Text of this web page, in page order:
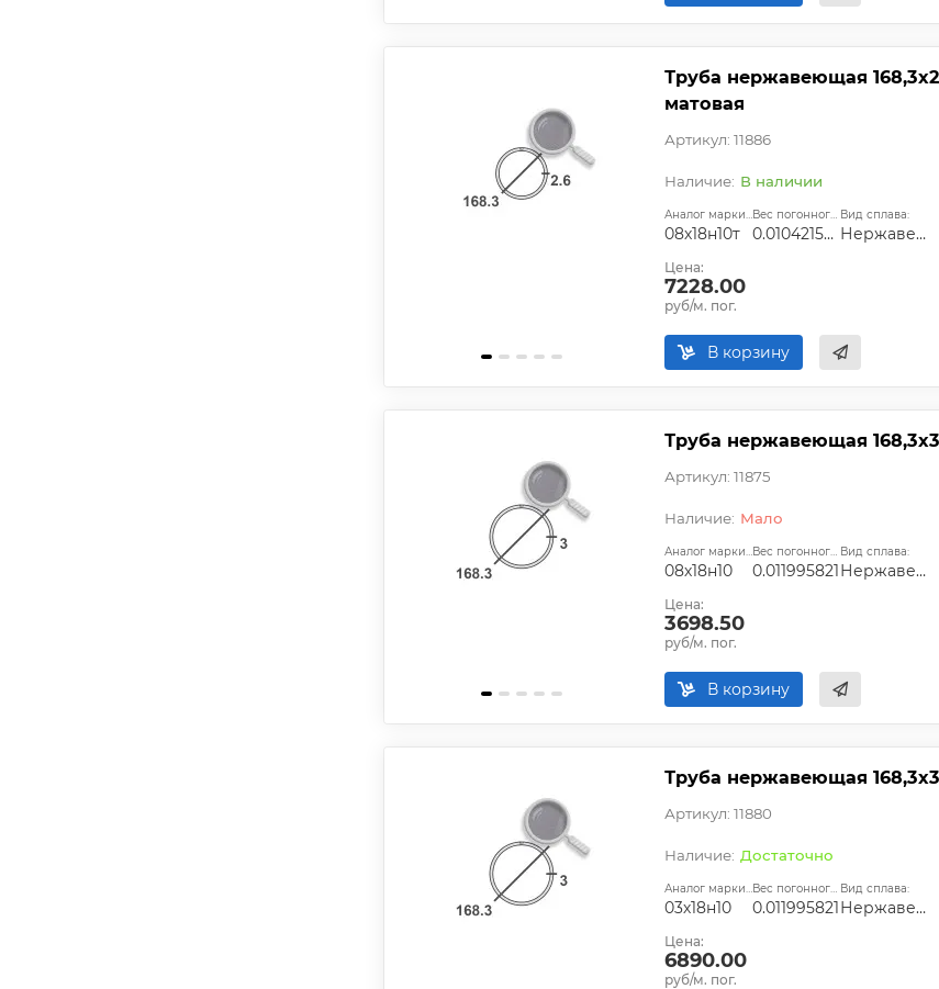
Труба нержавеющая
матовая
Артикул: 11886
В наличии
Аналог марки стали:
08х18н10т
Вес погонного метра, т.:
0.0104215358
Вид сплава:
Нержавеющая сталь
Цена:
7228.00
руб/м. пог.
В корзину
Труба нержавеющая
Артикул: 11875
Мало
Аналог марки стали:
08х18н10
Вес погонного метра, т.:
0.011995821
Вид сплава:
Нержавеющая сталь
Цена:
3698.50
руб/м. пог.
В корзину
Труба нержавеющая
Артикул: 11880
Достаточно
Аналог марки стали:
03х18н10
Вес погонного метра, т.:
0.011995821
Вид сплава:
Нержавеющая сталь
Цена:
6890.00
руб/м. пог.